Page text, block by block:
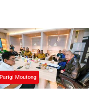
Parigi Moutong